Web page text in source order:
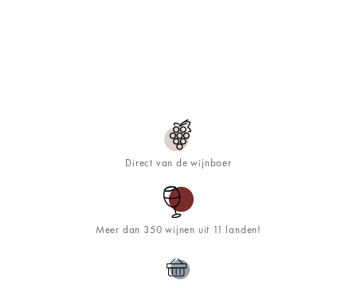
Direct van de wijnboer
Meer dan 350 wijnen uit 11 landen!